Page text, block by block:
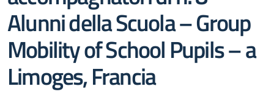
Alunni della Scuola – Group
Mobility of School Pupils – a
Limoges, Francia